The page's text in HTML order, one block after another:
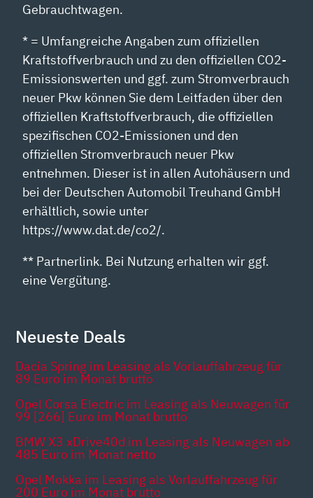
Gebrauchtwagen.
* = Umfangreiche Angaben zum offiziellen
Kraftstoffverbrauch und zu den offiziellen CO2-
Emissionswerten und ggf. zum Stromverbrauch
neuer Pkw können Sie dem Leitfaden über den
offiziellen Kraftstoffverbrauch, die offiziellen
spezifischen CO2-Emissionen und den
offiziellen Stromverbrauch neuer Pkw
entnehmen. Dieser ist in allen Autohäusern und
bei der Deutschen Automobil Treuhand GmbH
erhältlich, sowie unter
https://www.dat.de/co2/.
** Partnerlink. Bei Nutzung erhalten wir ggf.
eine Vergütung.
Neueste Deals
Dacia Spring im Leasing als Vorlauffahrzeug für
89 Euro im Monat brutto
Opel Corsa Electric im Leasing als Neuwagen für
99 [266] Euro im Monat brutto
BMW X3 xDrive40d im Leasing als Neuwagen ab
485 Euro im Monat netto
Opel Mokka im Leasing als Vorlauffahrzeug für
200 Euro im Monat brutto